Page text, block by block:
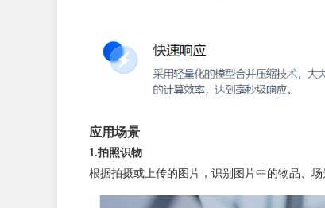
应用场景
1.拍照识物
根据拍摄或上传的图片，识别图片中的物品、